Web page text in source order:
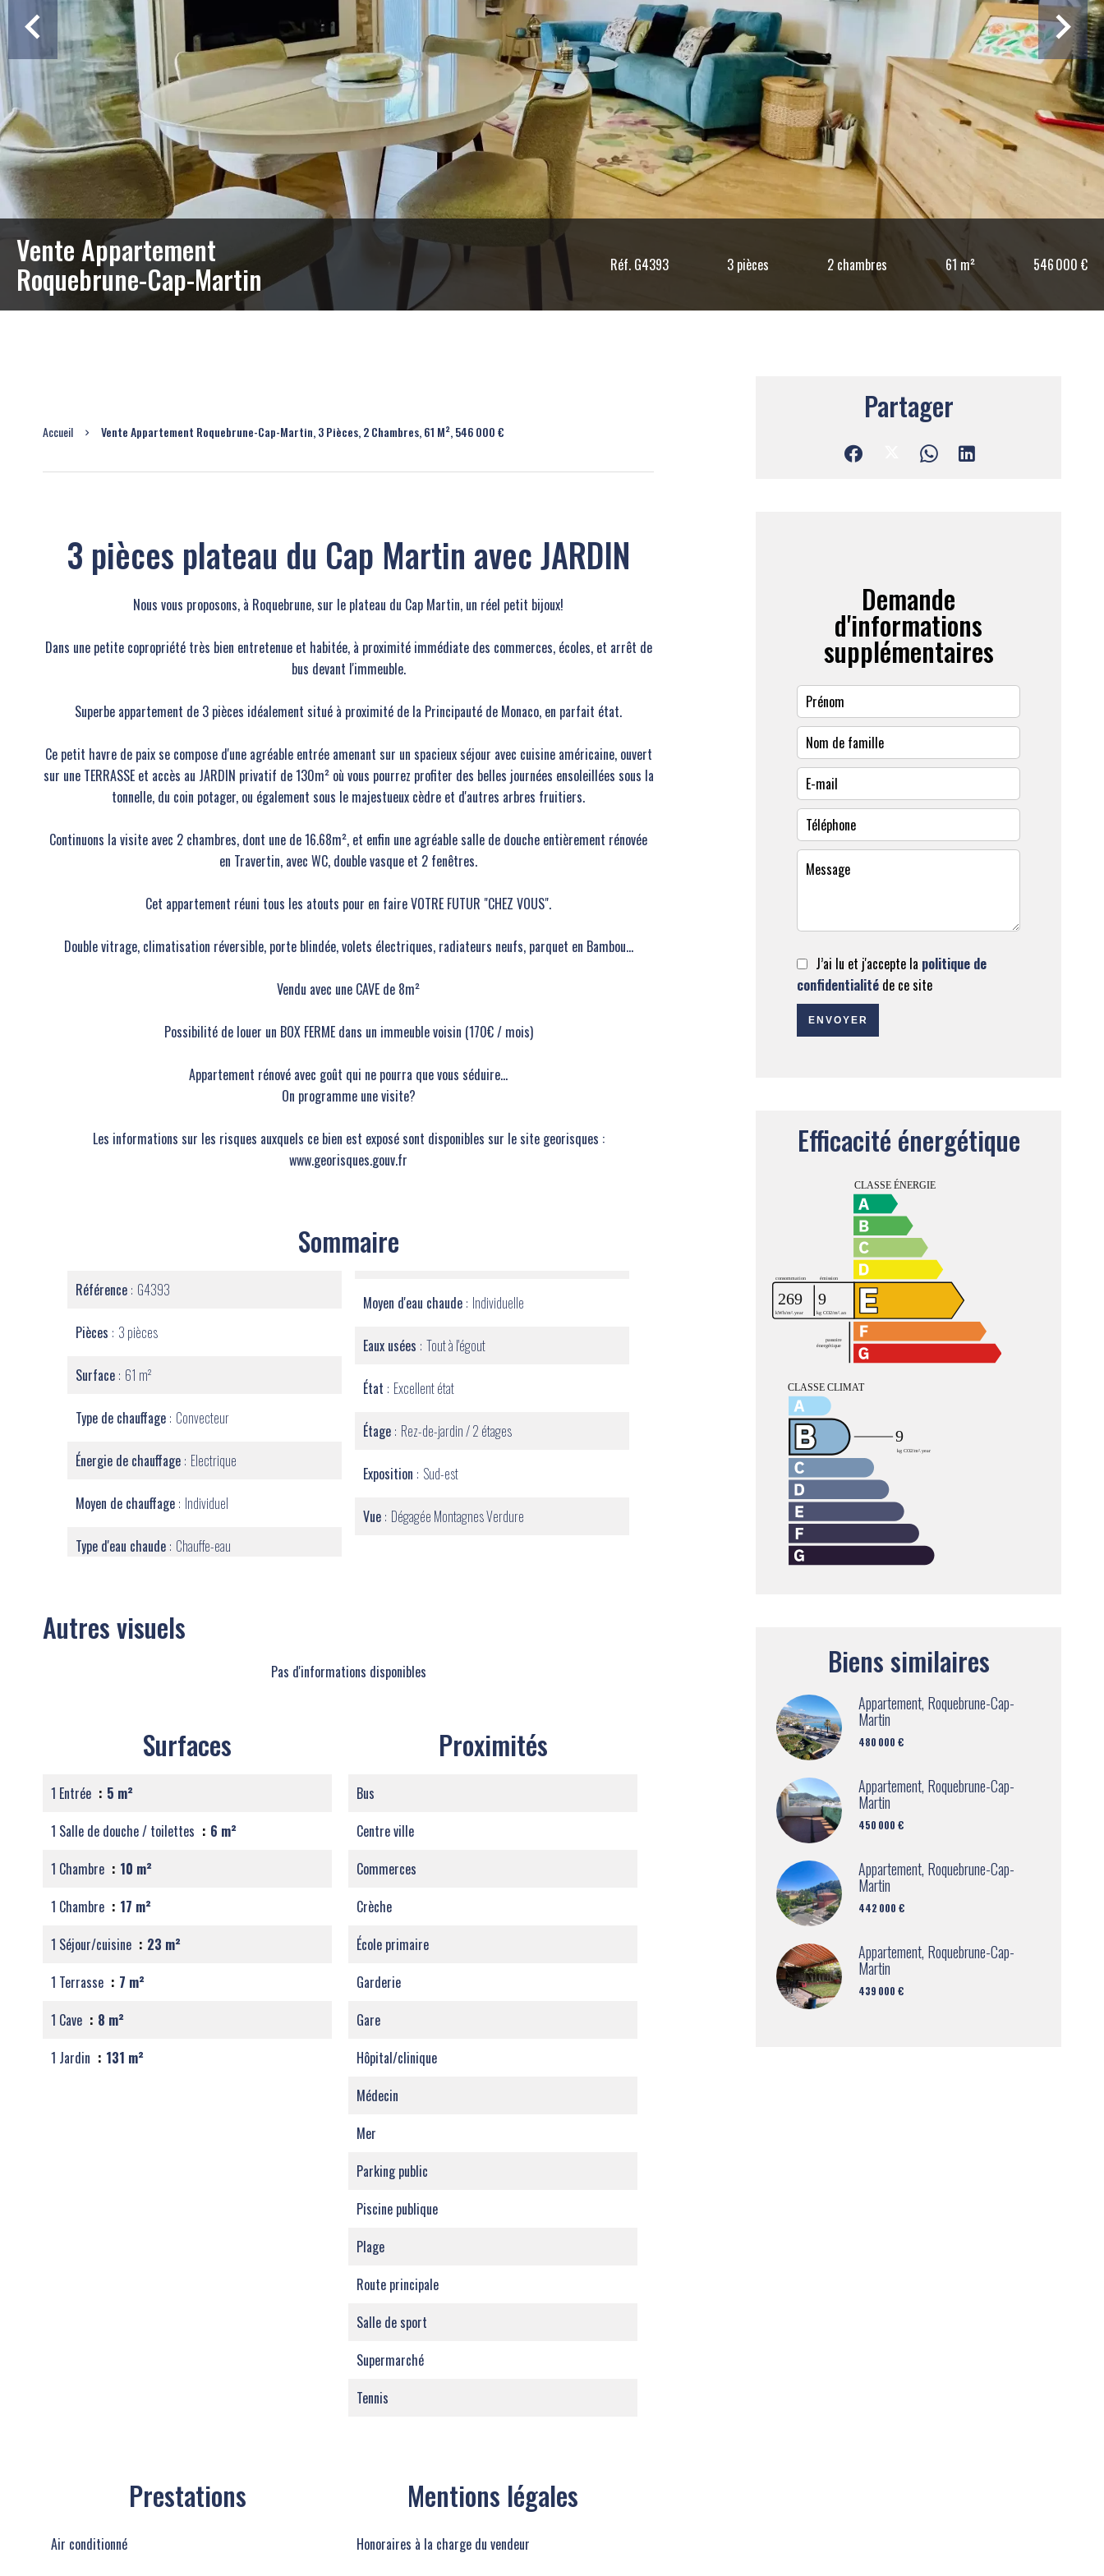
Vente Appartement
Roquebrune-Cap-Martin Réf. G4393 3 pièces 2 chambres 61 m² 546 000 €
Accueil Vente Appartement Roquebrune-Cap-Martin, 3 Pièces, 2 Chambres, 61 M², 546 000 €
3 pièces plateau du Cap Martin avec JARDIN
Nous vous proposons, à Roquebrune, sur le plateau du Cap Martin, un réel petit bijoux!
Dans une petite copropriété très bien entretenue et habitée, à proximité immédiate des commerces, écoles, et arrêt de
bus devant l'immeuble.
Superbe appartement de 3 pièces idéalement situé à proximité de la Principauté de Monaco, en parfait état.
Ce petit havre de paix se compose d'une agréable entrée amenant sur un spacieux séjour avec cuisine américaine, ouvert
sur une TERRASSE et accès au JARDIN privatif de 130m² où vous pourrez profiter des belles journées ensoleillées sous la
tonnelle, du coin potager, ou également sous le majestueux cèdre et d'autres arbres fruitiers.
Continuons la visite avec 2 chambres, dont une de 16.68m², et enfin une agréable salle de douche entièrement rénovée
en Travertin, avec WC, double vasque et 2 fenêtres.
Cet appartement réuni tous les atouts pour en faire VOTRE FUTUR "CHEZ VOUS".
Double vitrage, climatisation réversible, porte blindée, volets électriques, radiateurs neufs, parquet en Bambou...
Vendu avec une CAVE de 8m²
Possibilité de louer un BOX FERME dans un immeuble voisin (170€ / mois)
Appartement rénové avec goût qui ne pourra que vous séduire…
On programme une visite?
Les informations sur les risques auxquels ce bien est exposé sont disponibles sur le site georisques :
www.georisques.gouv.fr
Sommaire
Référence G4393
Pièces 3 pièces
Surface 61 m²
Type de chauffage Convecteur
Énergie de chauffage Electrique
Moyen de chauffage Individuel
Type d'eau chaude Chauffe-eau
Moyen d'eau chaude Individuelle
Eaux usées Tout à l'égout
État Excellent état
Étage Rez-de-jardin / 2 étages
Exposition Sud-est
Vue Dégagée Montagnes Verdure
Autres visuels
Pas d'informations disponibles
Surfaces
1 Entrée
5 m²
1 Salle de douche / toilettes
6 m²
1 Chambre
10 m²
1 Chambre
17 m²
1 Séjour/cuisine
23 m²
1 Terrasse
7 m²
1 Cave
8 m²
1 Jardin
131 m²
Proximités
Bus
Centre ville
Commerces
Crèche
École primaire
Garderie
Gare
Hôpital/clinique
Médecin
Mer
Parking public
Piscine publique
Plage
Route principale
Salle de sport
Supermarché
Tennis
Prestations
Air conditionné
Mentions légales
Honoraires à la charge du vendeur
Partager
Demande
d'informations
supplémentaires
J’ai lu et j'accepte la politique de
confidentialité de ce site
ENVOYER
Efficacité énergétique
Biens similaires
Appartement, Roquebrune-Cap-
Martin
480 000 €
Appartement, Roquebrune-Cap-
Martin
450 000 €
Appartement, Roquebrune-Cap-
Martin
442 000 €
Appartement, Roquebrune-Cap-
Martin
439 000 €